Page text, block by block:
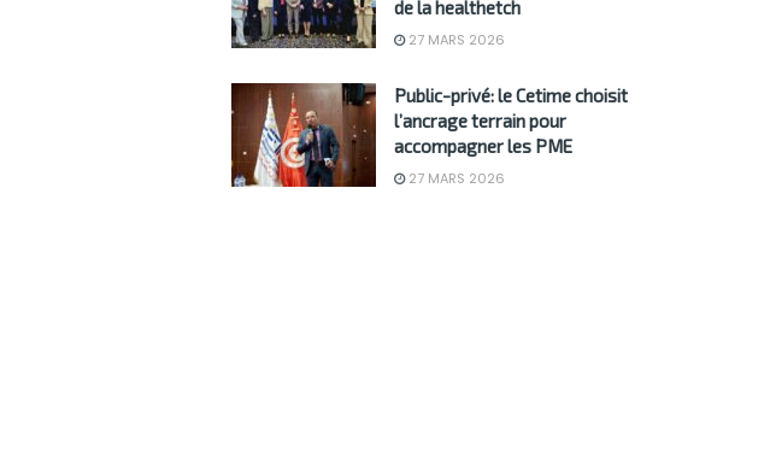
de la healthetch
27 MARS 2026
Public-privé: le Cetime choisit
l’ancrage terrain pour
accompagner les PME
27 MARS 2026